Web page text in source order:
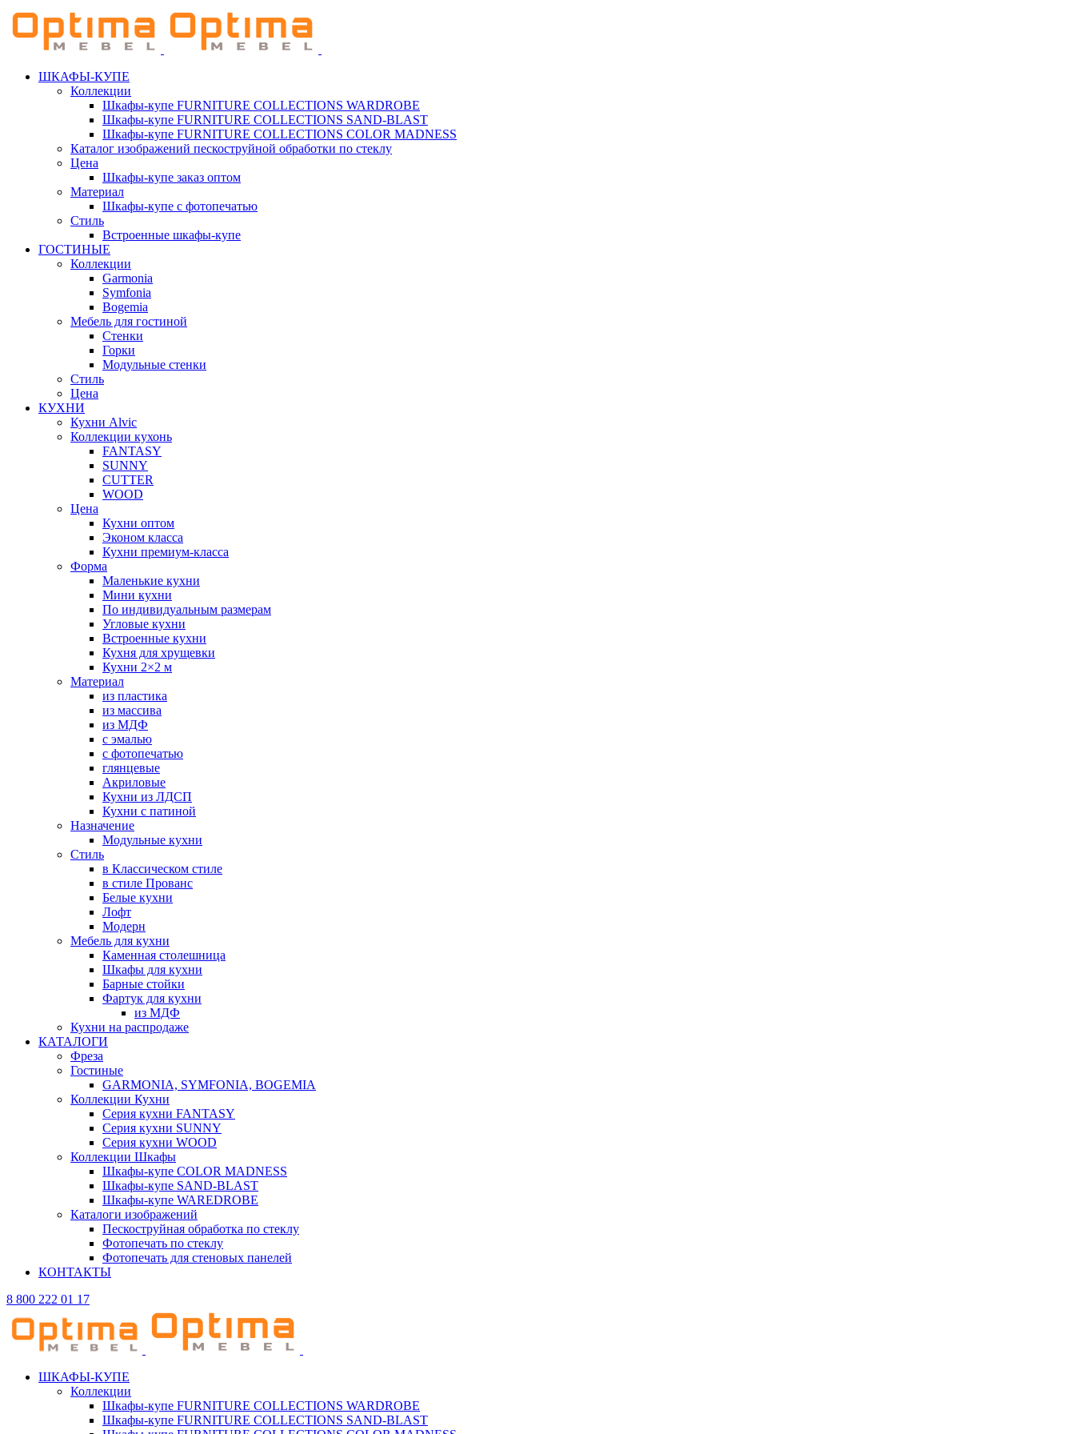
ШКАФЫ-КУПЕ
Коллекции
Шкафы-купе FURNITURE COLLECTIONS WARDROBE
Шкафы-купе FURNITURE COLLECTIONS SAND-BLAST
Шкафы-купе FURNITURE COLLECTIONS COLOR MADNESS
Каталог изображений пескоструйной обработки по стеклу
Цена
Шкафы-купе заказ оптом
Материал
Шкафы-купе с фотопечатью
Стиль
Встроенные шкафы-купе
ГОСТИНЫЕ
Коллекции
Garmonia
Symfonia
Bogemia
Мебель для гостиной
Стенки
Горки
Модульные стенки
Стиль
Цена
КУХНИ
Кухни Alvic
Коллекции кухонь
FANTASY
SUNNY
CUTTER
WOOD
Цена
Кухни оптом
Эконом класса
Кухни премиум-класса
Форма
Маленькие кухни
Мини кухни
По индивидуальным размерам
Угловые кухни
Встроенные кухни
Кухня для хрущевки
Кухни 2×2 м
Материал
из пластика
из массива
из МДФ
с эмалью
с фотопечатью
глянцевые
Акриловые
Кухни из ЛДСП
Кухни с патиной
Назначение
Модульные кухни
Стиль
в Классическом стиле
в стиле Прованс
Белые кухни
Лофт
Модерн
Мебель для кухни
Каменная столешница
Шкафы для кухни
Барные стойки
Фартук для кухни
из МДФ
Кухни на распродаже
КАТАЛОГИ
Фреза
Гостиные
GARMONIA, SYMFONIA, BOGEMIA
Коллекции Кухни
Серия кухни FANTASY
Серия кухни SUNNY
Серия кухни WOOD
Коллекции Шкафы
Шкафы-купе COLOR MADNESS
Шкафы-купе SAND-BLAST
Шкафы-купе WAREDROBE
Каталоги изображений
Пескоструйная обработка по стеклу
Фотопечать по стеклу
Фотопечать для стеновых панелей
КОНТАКТЫ
8 800 222 01 17
ШКАФЫ-КУПЕ
Коллекции
Шкафы-купе FURNITURE COLLECTIONS WARDROBE
Шкафы-купе FURNITURE COLLECTIONS SAND-BLAST